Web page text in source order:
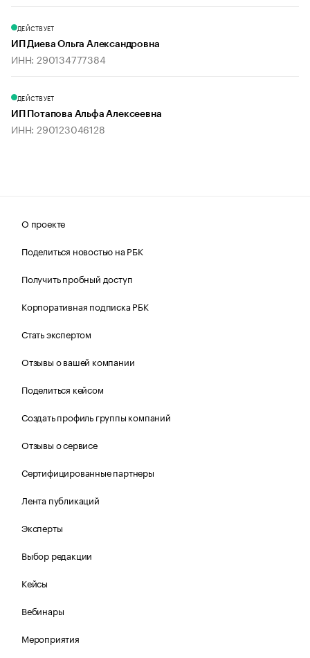
ДЕЙСТВУЕТ
ИП Диева Ольга Александровна
ИНН: 290134777384
ДЕЙСТВУЕТ
ИП Потапова Альфа Алексеевна
ИНН: 290123046128
О проекте
Поделиться новостью на РБК
Получить пробный доступ
Корпоративная подписка РБК
Стать экспертом
Отзывы о вашей компании
Поделиться кейсом
Создать профиль группы компаний
Отзывы о сервисе
Сертифицированные партнеры
Лента публикаций
Эксперты
Выбор редакции
Кейсы
Вебинары
Мероприятия